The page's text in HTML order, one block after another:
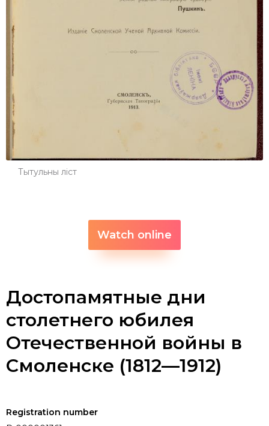
Тытульны ліст
Watch online
Достопамятные дни
столетнего юбилея
Отечественной войны в
Смоленске (1812―1912)
Registration number